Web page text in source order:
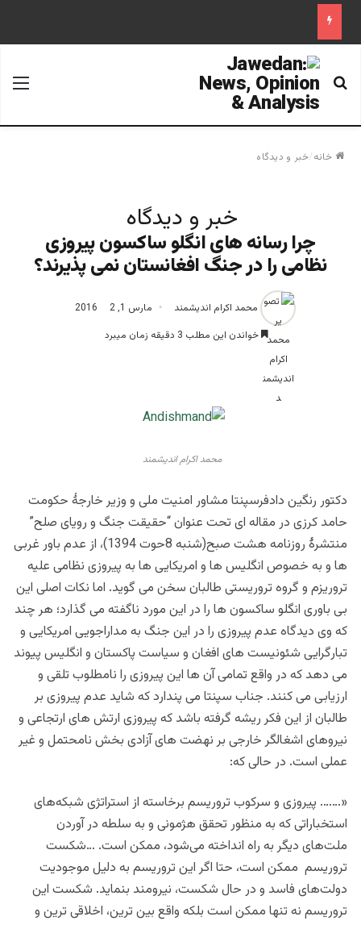
جستجو برای
خانه/خبر و دیدگاه
خبر و دیدگاه
چرا رسانه های انگلو ساکسون پیروزی
نظامی را در جنگ افغانستان نمی پذیرند؟
محمد اکرام اندیشمند مارس 1, 2016
2
خواندن این مطلب 3 دقیقه زمان میبرد
محمد اکرام اندیشمند، نویسنده و پژوهشگر
محمد اکرام اندیشمند
دکتور رنگین دادفرسپنتا مشاور امنیت ملی و وزیر خارجۀ حکومت
حامد کرزی در مقاله ای تحت عنوان “حقیقت جنگ و رویای صلح”
منتشرۀ روزنامه هشت صبح(شنبه 8حوت 1394)، از عدم باور غربی
ها و به خصوص انگلیس ها و امریکایی ها به پیروزی نظامی علیه
تروریزم و گروه تروریستی طالبان سخن می گوید. اما نکات اصلی این
بی باوری انگلو ساکسون ها را در این مورد ناگفته می گذارد؛ هر چند
که وی دیدگاه عدم پیروزی را در این جنگ به مداراجویی امریکایی و
تبارگرایی شئونیست های افغان و سیاست پاکستان و انگلیس پیوند
می دهد که در واقع تمامی آن ها این پیروزی را نامطلوب تلقی و
ارزیابی می کنند. جناب سپنتا می پندارد که شاید عدم پیروزی بر
طالبان از این فکر ریشه گرفته باشد که پیروزی ارتش های ارتجاعی و
نیروهای اشغالگر خارجی بر نهضت های آزادی بخش نامحتمل و غیر
عملی است. در حالی که:
«……. پیروزی و سرکوب تروریسم برخاسته از استراتژی شبکه‌های
استخباراتی که به منظور تحقق هژمونی و به سلطه در آوردن
ملت‌های دیگر به راه انداخته می‌شود، ممکن است. …شکست
تروریسم ممکن است، حتا اگر این تروریسم به دلیل موجودیت
دولت‌های فاسد و در حال شکست، نیرومند بنماید. شکست این
تروریسم نه تنها ممکن است بلکه واقع ‌بین ‌ترین، اخلاقی ‌ترین و